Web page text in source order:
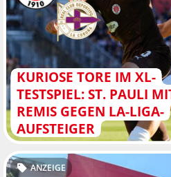
KURIOSE TORE IM XL-
TESTSPIEL: ST. PAULI
REMIS GEGEN LA-LIGA-
AUFSTEIGER
ANZEIGE